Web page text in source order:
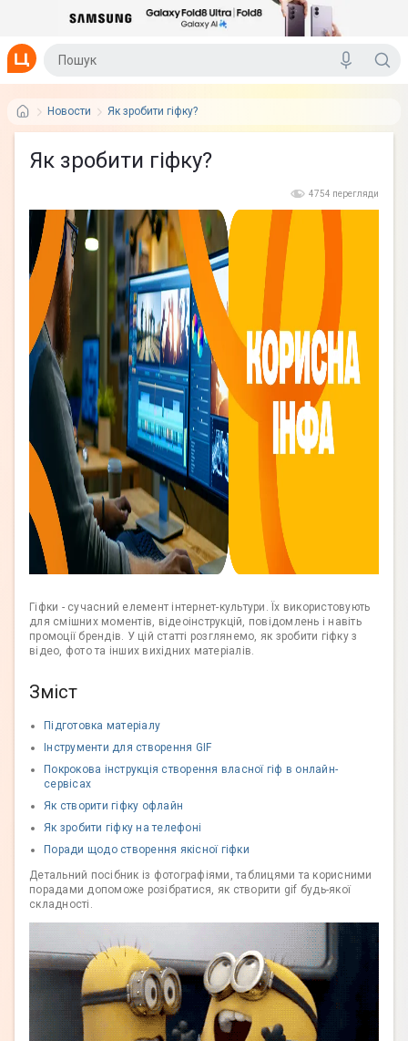
Новости Як зробити гіфку?
Як зробити гіфку?
4754 перегляди
Гіфки - сучасний елемент інтернет-культури. Їх використовують
для смішних моментів, відеоінструкцій, повідомлень і навіть
промоції брендів. У цій статті розглянемо, як зробити гіфку з
відео, фото та інших вихідних матеріалів.
Зміст
Підготовка матеріалу
Інструменти для створення GIF
Покрокова інструкція створення власної гіф в онлайн-
сервісах
Як створити гіфку офлайн
Як зробити гіфку на телефоні
Поради щодо створення якісної гіфки
Детальний посібник із фотографіями, таблицями та корисними
порадами допоможе розібратися, як створити gif будь-якої
складності.